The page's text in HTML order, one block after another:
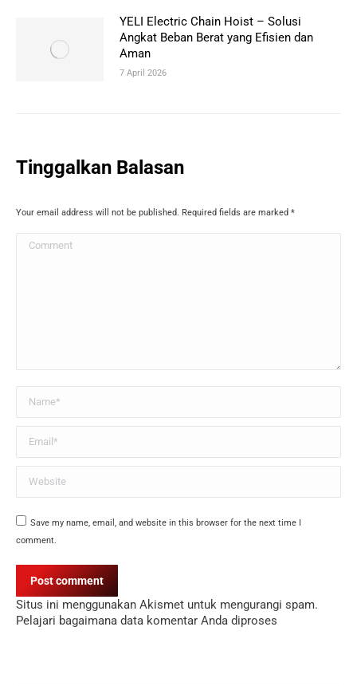
YELI Electric Chain Hoist – Solusi
Angkat Beban Berat yang Efisien dan
Aman
7 April 2026
Tinggalkan Balasan
Your email address will not be published. Required fields are marked *
Comment
Email *
Website
Save my name, email, and website in this browser for the next time I
comment.
Post comment
Situs ini menggunakan Akismet untuk mengurangi spam.
Pelajari bagaimana data komentar Anda diproses